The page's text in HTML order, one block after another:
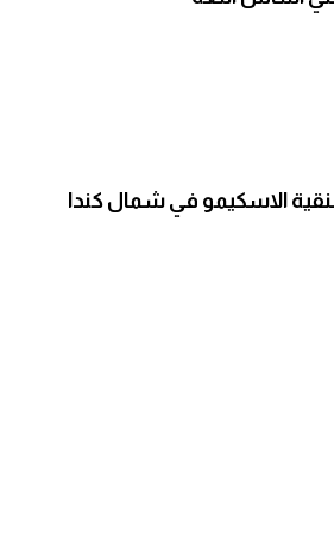
الاسكيمو في شمال كندا